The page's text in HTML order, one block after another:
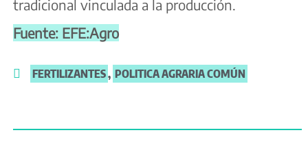
tradicional vinculada a la producción.
Fuente: EFE:Agro
FERTILIZANTES, POLITICA AGRARIA COMÚN